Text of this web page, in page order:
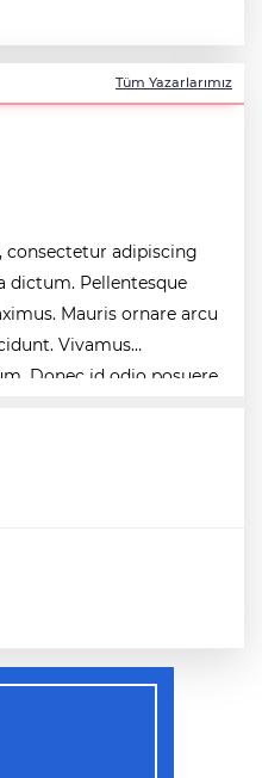
eğlendiriyor
Belediye Başkanı
kapı daha kapandı!
İki yıldır
nefes aldıran operasyon...
temizlendi
Tüm Yazarlarımız
adipiscing
Pellentesque
Mauris ornare arcu
Vivamus
Donec id odio posuere,